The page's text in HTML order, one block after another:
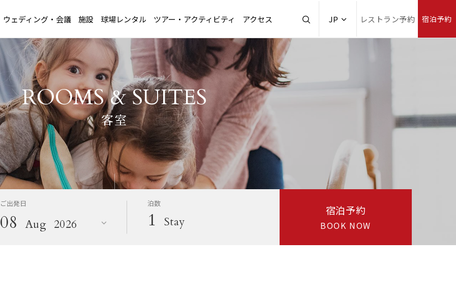
ウェディング・会議 施設 球場レンタル ツアー・アクティビティ アクセス JP レストラン予約 宿泊予約
ROOMS & SUITES
客室
ご出発日
08 Aug 2026
泊数
1 Stay
宿泊予約
BOOK NOW